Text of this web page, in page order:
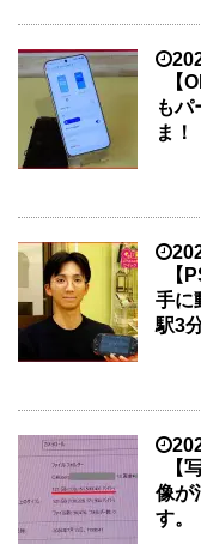
【
もパ
ま！
【
手に
駅3
【
像が
す。